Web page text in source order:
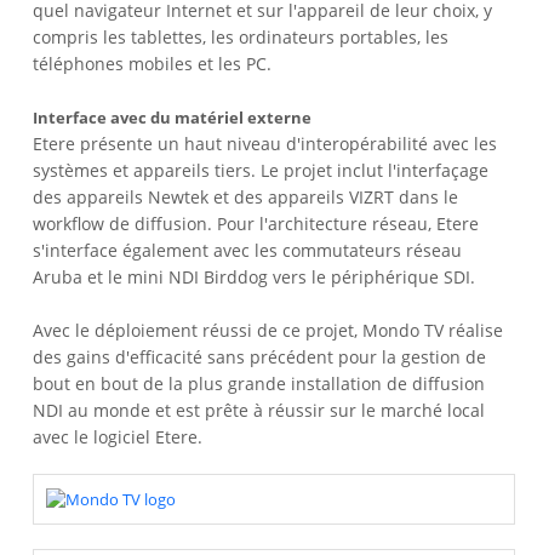
quel navigateur Internet et sur l'appareil de leur choix, y
compris les tablettes, les ordinateurs portables, les
téléphones mobiles et les PC.
Interface avec du matériel externe
Etere présente un haut niveau d'interopérabilité avec les
systèmes et appareils tiers. Le projet inclut l'interfaçage
des appareils Newtek et des appareils VIZRT dans le
workflow de diffusion. Pour l'architecture réseau, Etere
s'interface également avec les commutateurs réseau
Aruba et le mini NDI Birddog vers le périphérique SDI.
Avec le déploiement réussi de ce projet, Mondo TV réalise
des gains d'efficacité sans précédent pour la gestion de
bout en bout de la plus grande installation de diffusion
NDI au monde et est prête à réussir sur le marché local
avec le logiciel Etere.